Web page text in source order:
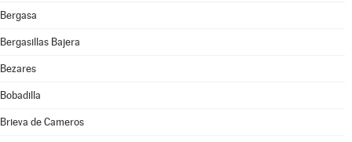
Bergasa
Bergasillas Bajera
Bezares
Bobadilla
Brieva de Cameros